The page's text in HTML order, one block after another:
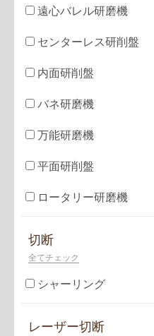
遠心バレル研磨機
センターレス研削盤
内面研削盤
バネ研磨機
万能研磨機
平面研削盤
ロータリー研磨機
切断
全てチェック
シャーリング
レーザー切断